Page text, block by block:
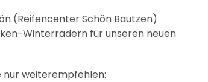
(Reifencenter Schön Bautzen)
Winterrädern für unseren neuen
nur weiterempfehlen: